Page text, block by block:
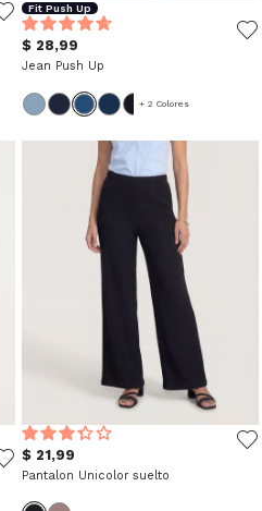
Fit Push Up
$ 28,99
Jean Push Up
+ 2 Colores
$ 21,99
Pantalon Unicolor suelto